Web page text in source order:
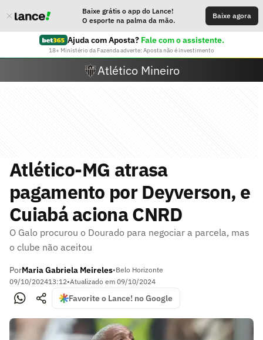
Baixe grátis o app do Lance!
O esporte na palma da mão.
Baixe agora
Ajuda com Aposta? Fale com o assistente.
18+ Ministério da Fazenda adverte: Aposta não é investimento
Atlético Mineiro
Atlético-MG atrasa
pagamento por Deyverson, e
Cuiabá aciona CNRD
O Galo procurou o Dourado para negociar a parcela, mas
o clube não aceitou
PorMaria Gabriela Meireles•Belo Horizonte
09/10/202413:12•Atualizado em 09/10/2024
Favorite o Lance! no Google